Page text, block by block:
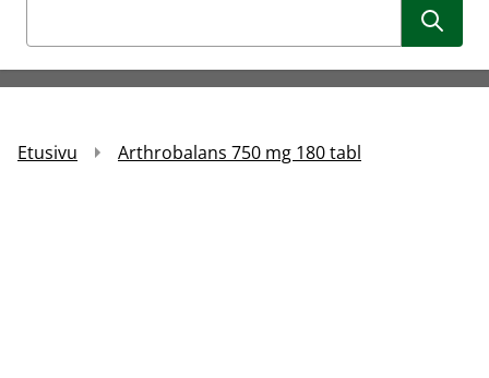
Etusivu Arthrobalans 750 mg 180 tabl